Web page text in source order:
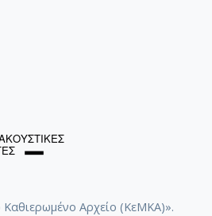
Καθιερωμένο Αρχείο (ΚεΜΚΑ)».